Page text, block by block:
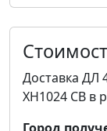
Доставка ДЛ
XH1024 CB в